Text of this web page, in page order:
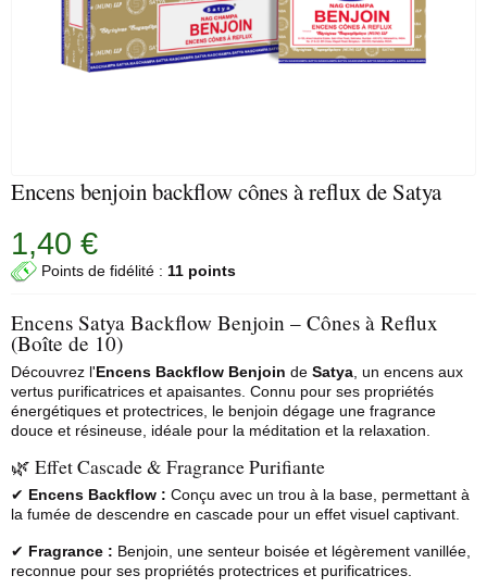
Encens benjoin backflow cônes à reflux de Satya
1,40 €
Points de fidélité : 11 points
Encens Satya Backflow Benjoin – Cônes à Reflux
(Boîte de 10)
Découvrez l'Encens Backflow Benjoin de Satya , un encens aux
vertus purificatrices et apaisantes. Connu pour ses propriétés
énergétiques et protectrices, le benjoin dégage une fragrance
douce et résineuse, idéale pour la méditation et la relaxation.
🌿 Effet Cascade & Fragrance Purifiante
✔ Encens Backflow : Conçu avec un trou à la base, permettant à
la fumée de descendre en cascade pour un effet visuel captivant.
✔ Fragrance : Benjoin, une senteur boisée et légèrement vanillée,
reconnue pour ses propriétés protectrices et purificatrices.